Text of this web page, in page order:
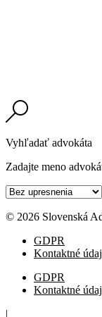
Vyhľadať advokáta
Zadajte meno
© 2026 Slovenská
GDPR
Kontaktné
GDPR
Kontaktné
|